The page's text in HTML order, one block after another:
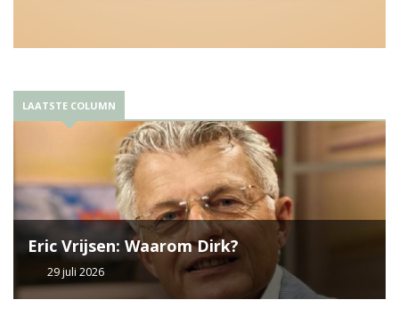
LAATSTE COLUMN
Eric Vrijsen: Waarom Dirk?
29 juli 2026